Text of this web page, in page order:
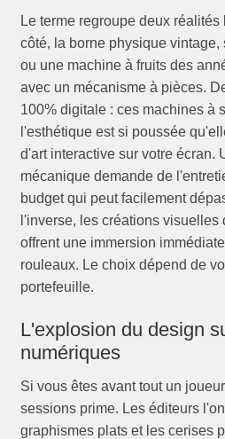
Le terme regroupe deux
côté, la borne physique vintage,
ou une machine à fruits des
avec un mécanisme à pièces.
100% digitale : ces machines à
l'esthétique est si poussée
d'art interactive sur votre écran.
mécanique demande de
budget qui peut facilement
l'inverse, les créations visuelles
offrent une immersion
rouleaux. Le choix dépend de
portefeuille.
L'explosion du design
numériques
Si vous êtes avant tout un
sessions prime. Les éditeurs
graphismes plats et les cerises